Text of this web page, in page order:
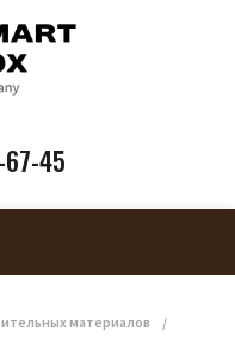
67-45
материалов
/